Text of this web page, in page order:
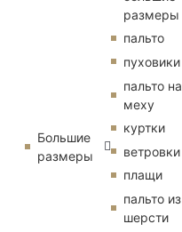
Большие
размеры
размеры
пальто
пуховики
пальто на
меху
куртки
ветровки
плащи
пальто из
шерсти